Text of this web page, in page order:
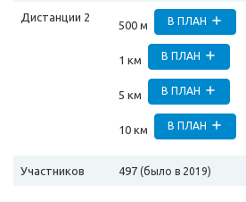
82026?scrollToTop=1
Дистанции 2
500 м В ПЛАН
1 км В ПЛАН
5 км В ПЛАН
10 км В ПЛАН
Участников 497 (было в 2019)